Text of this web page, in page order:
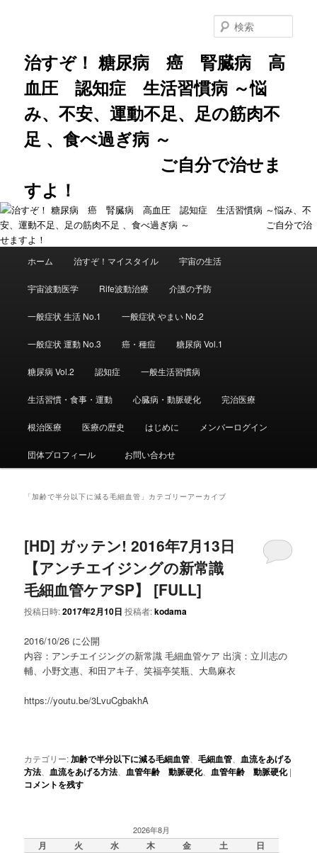
治すぞ！ 糖尿病 癌 腎臓病 高
血圧 認知症 生活習慣病 ～悩
み、不安、運動不足、足の筋肉不
足 、食べ過ぎ病 ～
ご自分で治せま
すよ！
索
ホーム 治すぞ！マイスタイル 宇宙の生活
宇宙波動医学 Rife波動治療 介護の予防
一般症状 生活 No.1 一般症状 やまい No.2
一般症状 運動 No.3 癌・種痘 糖尿病 Vol.1
糖尿病 Vol.2 認知症 一般生活習慣病
生活習慣・食事・運動 心臓病・動脈硬化 完治医療
根治医療 医療の歴史 はじめに メンバーログイン
団体プロフィール お問い合わせ
「 加齢で半分以下に減る毛細血管 」カテゴリーアーカイブ
[HD] ガッテン! 2016年7月13日
【アンチエイジングの新常識
毛細血管ケアSP】 [FULL]
投稿日時:2017年2月10日 投稿者:kodama
2016/10/26 に公開
内容：アンチエイジングの新常識 毛細血管ケア 出演：立川志の
輔、小野文惠、和田アキ子、笑福亭笑瓶、大島麻衣
https://youtu.be/3LvuCgbakhA
カテゴリー:加齢で半分以下に減る毛細血管 、毛細血管
血流をあげる
方法
血流をあげる方法 血管年齢 動脈硬化、 血管年齢 動脈硬化 |
コメントを残す
2026年8月
月 火 水 木 金 土 日